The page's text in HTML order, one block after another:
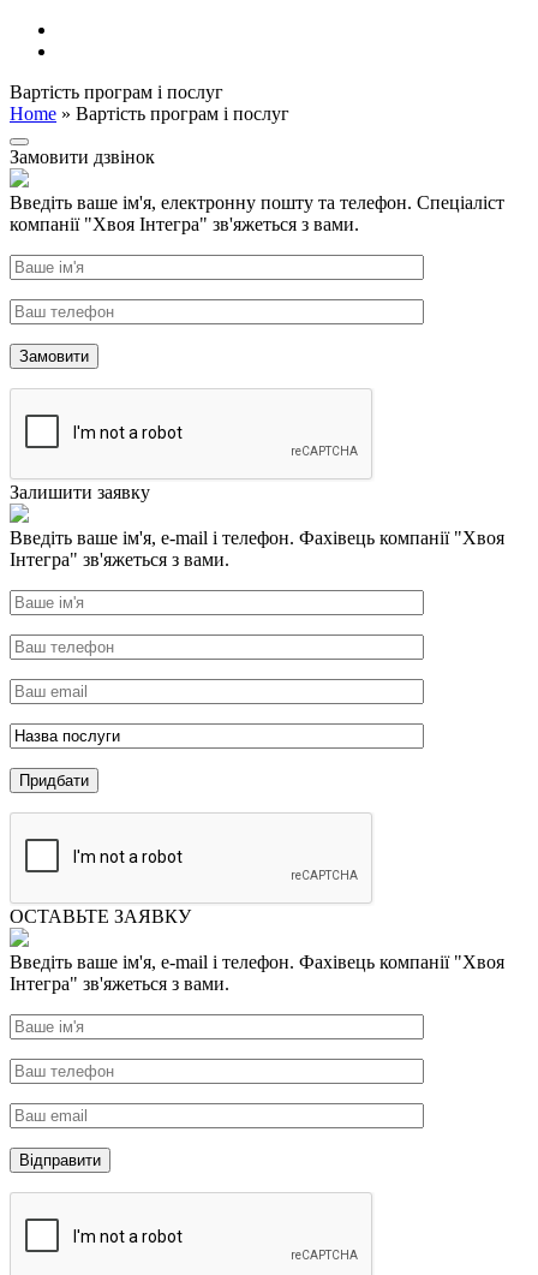
Вартість програм і послуг
Home » Вартість програм і послуг
Замовити дзвінок
Введіть ваше ім'я, електронну пошту та телефон. Спеціаліст
компанії "Хвоя Інтегра" зв'яжеться з вами.
Залишити заявку
Введіть ваше ім'я, e-mail і телефон. Фахівець компанії "Хвоя
Інтегра" зв'яжеться з вами.
ОСТАВЬТЕ ЗАЯВКУ
Введіть ваше ім'я, e-mail і телефон. Фахівець компанії "Хвоя
Інтегра" зв'яжеться з вами.